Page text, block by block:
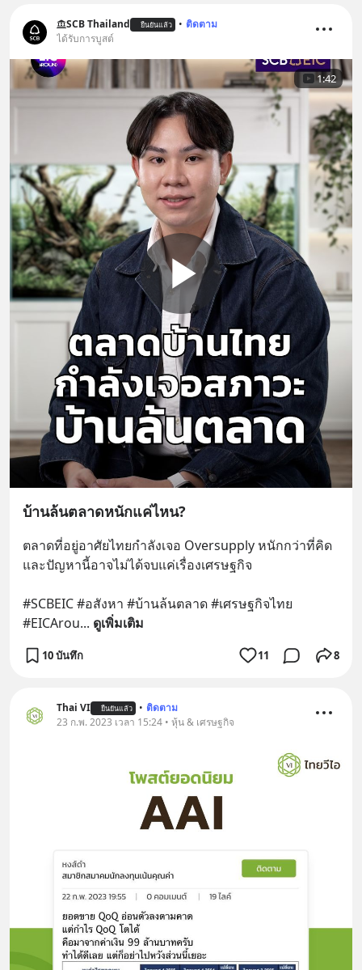
SCB Thailand ยืนยันแล้ว • ติดตาม
ได้รับการบูสต์
1:42
บ้านล้นตลาดหนักแค่ไหน?
ตลาดที่อยู่อาศัยไทยกำลังเจอ Oversupply หนักกว่าที่คิด
และปัญหานี้อาจไม่ได้จบแค่เรื่องเศรษฐกิจ
#SCBEIC #อสังหา #บ้านล้นตลาด #เศรษฐกิจไทย
#EICArou... ดูเพิ่มเติม
10 บันทึก 11 8
Thai VI ยืนยันแล้ว • ติดตาม
23 ก.พ. 2023 เวลา 15:24 • หุ้น & เศรษฐกิจ